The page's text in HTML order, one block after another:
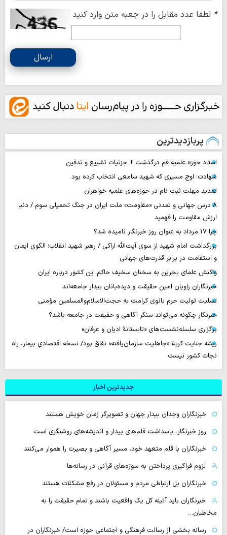
* لطفا عدد مقابل را در جعبه متن وارد کنید
ارسال
پربازدیدترین
استاد حوزه علمیه قم درگذشت + جزئیات تشییع و تدفین
شهادت؛ اوج مسیری که شهید سامعی انتخاب کرده بود
تمدید مهلت ثبت نام در حوزه‌های علمیه خواهران
۸ درس جهانی و تمدنی «مقاومت» ملت ایران در جنگ تحمیلی سوم / دنیا
ارزش مقاومت را فهمید
چرا 17 مرداد به عنوان روز خبرنگار نامیده شد؟
بزرگداشت امام شهید از سوی آیت‌الله اراکی / رهبر شهید انقلاب؛ الگوی ایمان
و استقامت در برابر قدرت‌های جهانی
واکنش علمای بحرین به سخنان سخیف حاکم این کشور درباره ایران
خبرنگاران راویان امین حقیقت و دیده‌بانان بیدار جامعه‌اند
تسلیت تولیت حرم بانوی کرامت به حجت‌الاسلام‌والمسلمین مؤمنی
خبرنگار چگونه می‌تواند سنگر آگاهی و حقیقت در جامعه باشد؟
برگزاری سلسله‌نشست‌های «تابستانهٔ ادیان و عرفان»
ریشه جنایت کربلا «جاهلیت سازمان‌یافته» نفاق بود/ نسخه اقتصادیِ بیمار، راه
نجات کشور نیست
جدیدترین اخبار
خبرنگاران وجدان بیدار جهان و تصویرگر زمان خویش هستند
روز خبرنگار، پاسداشت قلم‌های بیدار و اندیشه‌های روشنگری است
خبرنگاران با قلم متعهد خود، مسیر آگاهی و بصیرت را هموار می‌کنند
لزوم فراگیری پرداختن به سوژه‌های قرآنی در رسانه‌ها
خبرنگاران پل ارتباطی مردم و مسئولان در رفع مشکلات هستند
خبرنگاران باید آئینه کل یک واقعیت باشند و تمام حقیقت را به
مخاطبان…
رسانه بخشی از رسالت فرهنگی و اجتماعی حوزه است/ خبرنگاران در